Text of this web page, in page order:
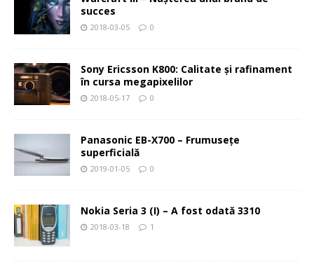
succes
2018-03-05 0
Sony Ericsson K800: Calitate şi rafinament
în cursa megapixelilor
2018-05-17 0
Panasonic EB-X700 – Frumuseţe
superficială
2019-01-05 0
Nokia Seria 3 (I) – A fost odată 3310
2018-03-18 1